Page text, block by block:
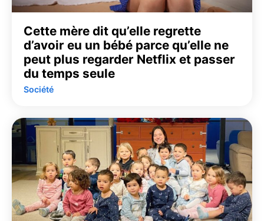
Cette mère dit qu’elle regrette
d’avoir eu un bébé parce qu’elle ne
peut plus regarder Netflix et passer
du temps seule
Société